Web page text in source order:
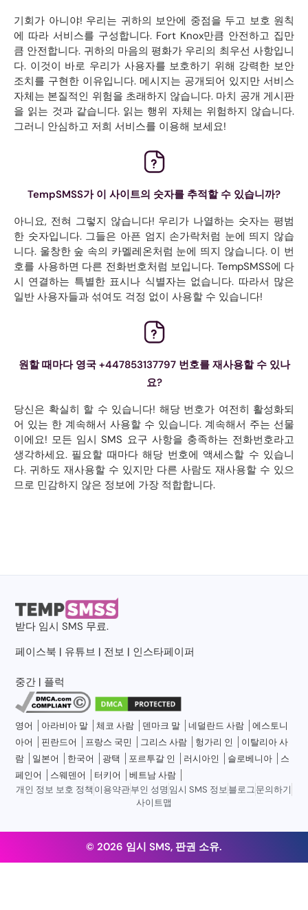
기회가 아니야! 우리는 귀하의 보안에 중점을 두고 보호 원칙
에 따라 서비스를 구성합니다. Fort Knox만큼 안전하고 집만
큼 안전합니다. 귀하의 마음의 평화가 우리의 최우선 사항입니
다. 이것이 바로 우리가 사용자를 보호하기 위해 강력한 보안
조치를 구현한 이유입니다. 메시지는 공개되어 있지만 서비스
자체는 본질적인 위험을 초래하지 않습니다. 마치 공개 게시판
을 읽는 것과 같습니다. 읽는 행위 자체는 위험하지 않습니다.
그러니 안심하고 저희 서비스를 이용해 보세요!
TempSMSS가 이 사이트의 숫자를 추적할 수 있습니까?
아니요, 전혀 그렇지 않습니다! 우리가 나열하는 숫자는 평범
한 숫자입니다. 그들은 아픈 엄지 손가락처럼 눈에 띄지 않습
니다. 울창한 숲 속의 카멜레온처럼 눈에 띄지 않습니다. 이 번
호를 사용하면 다른 전화번호처럼 보입니다. TempSMSS에 다
시 연결하는 특별한 표시나 식별자는 없습니다. 따라서 많은
일반 사용자들과 섞여도 걱정 없이 사용할 수 있습니다!
원할 때마다 영국 +447853137797 번호를 재사용할 수 있나
요?
당신은 확실히 할 수 있습니다! 해당 번호가 여전히 활성화되
어 있는 한 계속해서 사용할 수 있습니다. 계속해서 주는 선물
이에요! 모든 임시 SMS 요구 사항을 충족하는 전화번호라고
생각하세요. 필요할 때마다 해당 번호에 액세스할 수 있습니
다. 귀하도 재사용할 수 있지만 다른 사람도 재사용할 수 있으
므로 민감하지 않은 정보에 가장 적합합니다.
받다 임시 SMS 무료.
페이스북 | 유튜브 | 전보 | 인스타페이퍼
중간 | 플럭
영어 아라비아 말 체코 사람 덴마크 말 네덜란드 사람
에스토니
아어
핀란드어 프랑스 국민 그리스 사람 헝가리 인
이탈리아 사
람
일본어 한국어 광택 포르투갈 인 러시아인 슬로베니아
스
페인어
스웨덴어 터키어
베트남 사람
개인 정보 보호 정책 이용약관부인 성명 임시 SMS 정보블로그문의하기
사이트맵
© 2026 임시 SMS, 판권 소유.